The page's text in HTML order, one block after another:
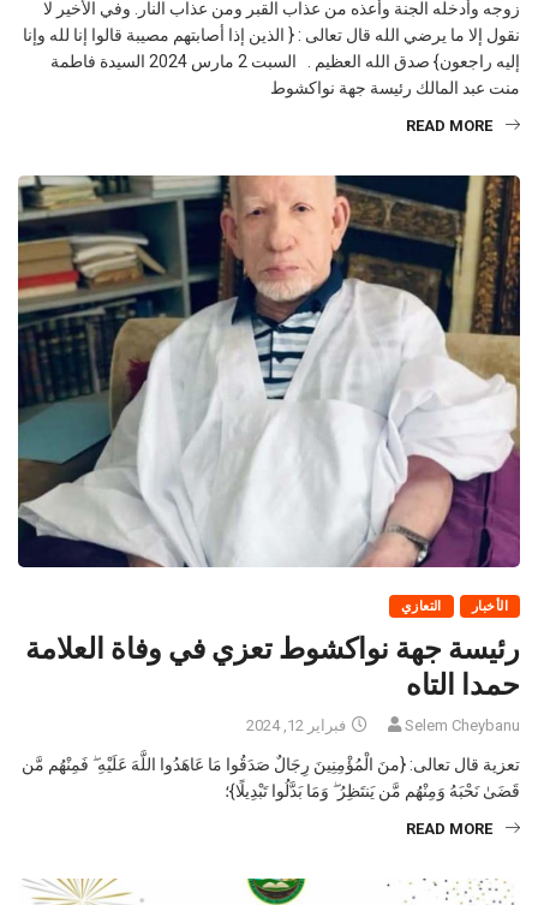
زوجه وأدخله الجنة وأعذه من عذاب القبر ومن عذاب النار. وفي الأخير لا
نقول إلا ما يرضي الله قال تعالى : { الذين إذا أصابتهم مصيبة قالوا إنا لله وإنا
إليه راجعون} صدق الله العظيم . السبت 2 مارس 2024 السيدة فاطمة
منت عبد المالك رئيسة جهة نواكشوط
READ MORE
الأخبار التعازي
رئيسة جهة نواكشوط تعزي في وفاة العلامة
حمدا التاه
Selem Cheybanu فبراير 12, 2024
تعزية قال تعالى: {منَ الْمُؤْمِنِينَ رِجَالٌ صَدَقُوا مَا عَاهَدُوا اللَّهَ عَلَيْهِ ۖ فَمِنْهُم مَّن
قَضَىٰ نَحْبَهُ وَمِنْهُم مَّن يَنتَظِرُ ۖ وَمَا بَدَّلُوا تَبْدِيلًا}؛
READ MORE